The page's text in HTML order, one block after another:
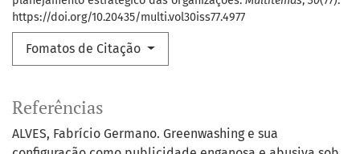
https://doi.org/10.20435/multi.vol30iss77.4977
Fomatos de Citação
Referências
ALVES, Fabrício Germano. Greenwashing e sua